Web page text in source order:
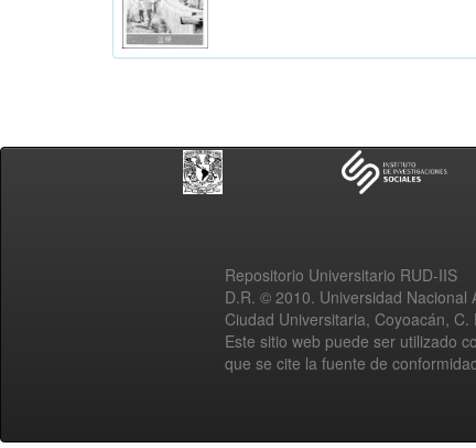
Repositorio Universitario RUD-IIS
D.R. © 2010. Universidad Nacional
Ciudad Universitaria, Coyoacán,
Este sitio web puede ser utilizado
que se cite la fuente de